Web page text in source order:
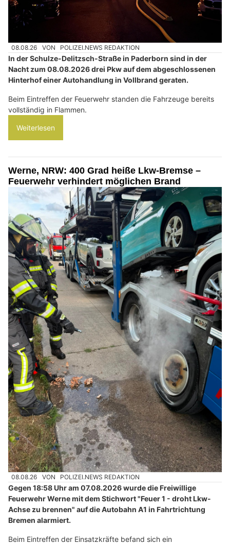
08.08.26 VON POLIZEI.NEWS REDAKTION
In der Schulze-Delitzsch-Straße in Paderborn sind in der
Nacht zum 08.08.2026 drei Pkw auf dem abgeschlossenen
Hinterhof einer Autohandlung in Vollbrand geraten.
Beim Eintreffen der Feuerwehr standen die Fahrzeuge bereits
vollständig in Flammen.
Weiterlesen
Werne, NRW: 400 Grad heiße Lkw-Bremse –
Feuerwehr verhindert möglichen Brand
08.08.26 VON POLIZEI.NEWS REDAKTION
Gegen 18:58 Uhr am 07.08.2026 wurde die Freiwillige
Feuerwehr Werne mit dem Stichwort "Feuer 1 - droht Lkw-
Achse zu brennen" auf die Autobahn A1 in Fahrtrichtung
Bremen alarmiert.
Beim Eintreffen der Einsatzkräfte befand sich ein